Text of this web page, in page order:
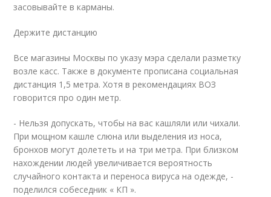
засовывайте в карманы.
Держите дистанцию
Все магазины Москвы по указу мэра сделали разметку
возле касс. Также в документе прописана социальная
дистанция 1,5 метра. Хотя в рекомендациях ВОЗ
говорится про один метр.
- Нельзя допускать, чтобы на вас кашляли или чихали.
При мощном кашле слюна или выделения из носа,
бронхов могут долететь и на три метра. При близком
нахождении людей увеличивается вероятность
случайного контакта и переноса вируса на одежде, -
поделился собеседник « КП ».